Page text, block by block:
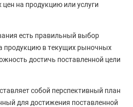
на продукцию или услуги
есть правильный выбор
продукцию в текущих рыночных
достичь поставленной цели
собой перспективный план
для достижения поставленной